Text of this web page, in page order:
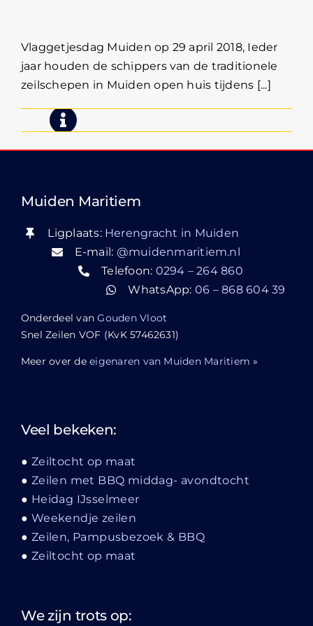
Vlaggetjesdag Muiden op 29 april 2018, Ieder
jaar houden de schippers van de traditionele
zeilschepen in Muiden open huis tijdens [...]
Muiden Maritiem
Ligplaats: Herengracht in Muiden
E-mail: @muidenmaritiem.nl
Telefoon: 0294 – 264 860
WhatsApp: 06 – 868 604 39
Onderdeel vanGouden Vloot
Snel Zeilen VOF (KvK 57462631)
Meer over deeigenaren van Muiden Maritiem »
Veel bekeken:
Zeiltocht op maat
Zeilen met BBQ middag- avondtocht
Heidag IJsselmeer
Weekendje zeilen
Zeilen, Pampusbezoek & BBQ
Zeiltocht op maat
We zijn trots op: